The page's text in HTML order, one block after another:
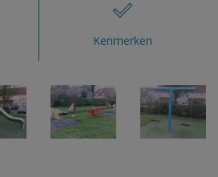
Kenmerken